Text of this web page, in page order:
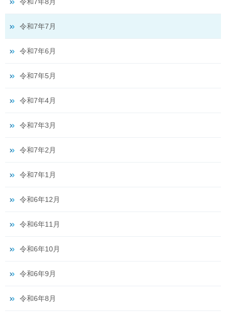
令和7年8月
令和7年7月
令和7年6月
令和7年5月
令和7年4月
令和7年3月
令和7年2月
令和7年1月
令和6年12月
令和6年11月
令和6年10月
令和6年9月
令和6年8月